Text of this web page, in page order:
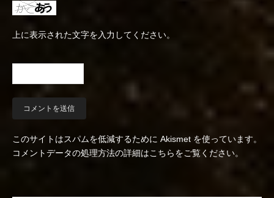
上に表示された文字を入力してください。
このサイトはスパムを低減するために Akismet を使っています。
コメントデータの処理方法の詳細はこちらをご覧ください。